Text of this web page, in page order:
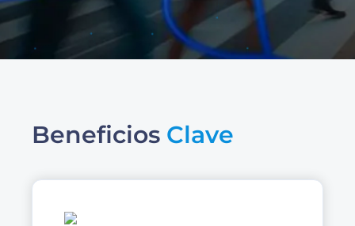
Beneficios Clave